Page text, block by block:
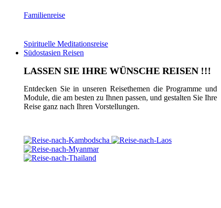
Familienreise
Spirituelle Meditationsreise
Südostasien Reisen
LASSEN SIE IHRE WÜNSCHE REISEN !!!
Entdecken Sie in unseren Reisethemen die Programme und
Module, die am besten zu Ihnen passen, und gestalten Sie Ihre
Reise ganz nach Ihren Vorstellungen.